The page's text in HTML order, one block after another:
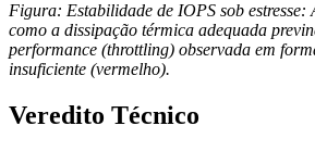
Figura: Estabilidade de IOPS sob estresse:
como a dissipação térmica adequada
performance (throttling) observada em
insuficiente (vermelho).
Veredito Técnico